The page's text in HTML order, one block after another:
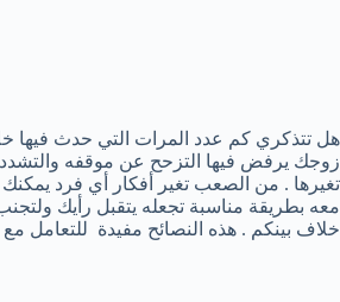
هل تتذكري كم عدد المرات التي حدث فيها
زوجك يرفض فيها التزحح عن موقفه والتشدد
تغيرها . من الصعب تغير أفكار أي فرد يمكنك
معه بطريقة مناسبة تجعله يتقبل رأيك
خلاف بينكم . هذه النصائح مفيدة للتعامل مع